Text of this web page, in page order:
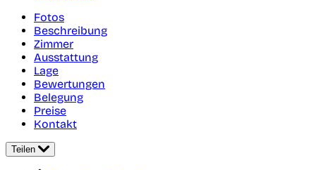
Fotos
Beschreibung
Zimmer
Ausstattung
Lage
Bewertungen
Belegung
Preise
Kontakt
Teilen